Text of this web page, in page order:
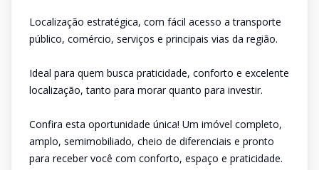
Localização estratégica, com fácil acesso a transporte
público, comércio, serviços e principais vias da região.
Ideal para quem busca praticidade, conforto e excelente
localização, tanto para morar quanto para investir.
Confira esta oportunidade única! Um imóvel completo,
amplo, semimobiliado, cheio de diferenciais e pronto
para receber você com conforto, espaço e praticidade.